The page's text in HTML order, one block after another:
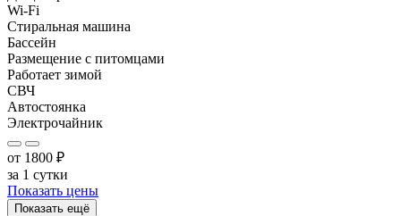
Wi-Fi
Стиральная машина
Бассейн
Размещение с питомцами
Работает зимой
СВЧ
Автостоянка
Электрочайник
от 1800 ₽
за 1 сутки
Показать цены
Показать ещё